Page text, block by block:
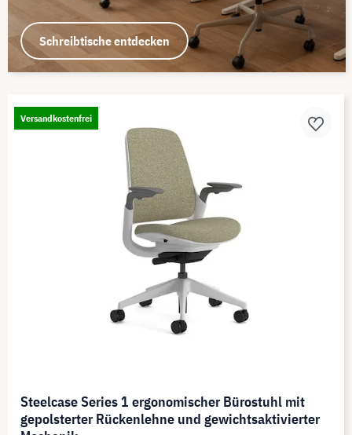
Schreibtische entdecken
Versandkostenfrei
Steelcase Series 1 ergonomischer Bürostuhl mit
gepolsterter Rückenlehne und gewichtsaktivierter